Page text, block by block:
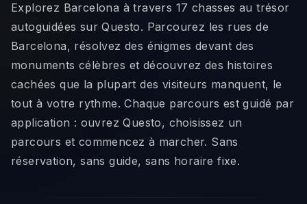
Explorez Barcelona à travers 17 chasses au trésor
autoguidées sur Questo. Parcourez les rues de
Barcelona, résolvez des énigmes devant des
monuments célèbres et découvrez des histoires
cachées que la plupart des visiteurs manquent, le
tout à votre rythme. Chaque parcours est guidé par
application : ouvrez Questo, choisissez un
parcours et commencez à marcher. Sans
réservation, sans guide, sans horaire fixe.